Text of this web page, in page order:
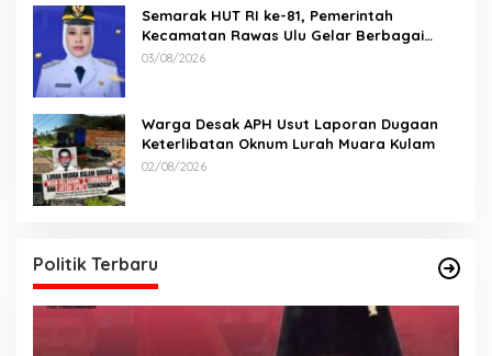
Semarak HUT RI ke-81, Pemerintah
Kecamatan Rawas Ulu Gelar Berbagai
Lomba
03/08/2026
Warga Desak APH Usut Laporan Dugaan
Keterlibatan Oknum Lurah Muara Kulam
02/08/2026
Politik Terbaru